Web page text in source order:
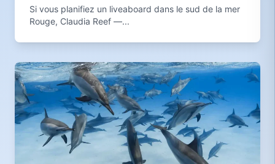
Si vous planifiez un liveaboard dans le sud de la mer
Rouge, Claudia Reef —...